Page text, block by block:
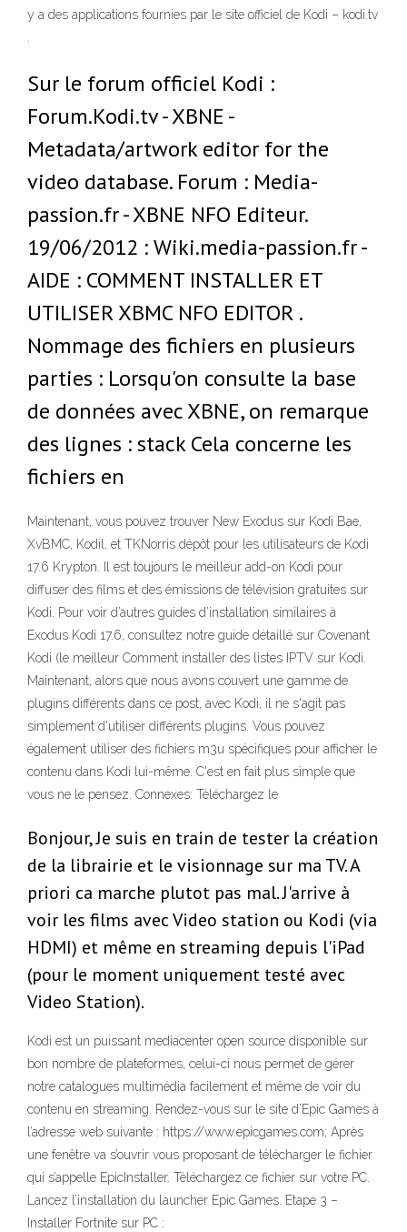
y a des applications fournies par le site officiel de Kodi – kodi.tv
Sur le forum officiel Kodi :
Forum.Kodi.tv - XBNE -
Metadata/artwork editor for the
video database. Forum : Media-
passion.fr - XBNE NFO Editeur.
19/06/2012 : Wiki.media-passion.fr -
AIDE : COMMENT INSTALLER ET
UTILISER XBMC NFO EDITOR .
Nommage des fichiers en plusieurs
parties : Lorsqu'on consulte la base
de données avec XBNE, on remarque
des lignes : stack Cela concerne les
fichiers en
Maintenant, vous pouvez trouver New Exodus sur Kodi Bae,
XvBMC, Kodil, et TKNorris dépôt pour les utilisateurs de Kodi
17.6 Krypton. Il est toujours le meilleur add-on Kodi pour
diffuser des films et des émissions de télévision gratuites sur
Kodi. Pour voir d’autres guides d’installation similaires à
Exodus Kodi 17.6, consultez notre guide détaillé sur Covenant
Kodi (le meilleur Comment installer des listes IPTV sur Kodi.
Maintenant, alors que nous avons couvert une gamme de
plugins différents dans ce post, avec Kodi, il ne s'agit pas
simplement d'utiliser différents plugins. Vous pouvez
également utiliser des fichiers m3u spécifiques pour afficher le
contenu dans Kodi lui-même. C'est en fait plus simple que
vous ne le pensez. Connexes: Téléchargez le
Bonjour, Je suis en train de tester la création
de la librairie et le visionnage sur ma TV. A
priori ca marche plutot pas mal. J'arrive à
voir les films avec Video station ou Kodi (via
HDMI) et même en streaming depuis l'iPad
(pour le moment uniquement testé avec
Video Station).
Kodi est un puissant mediacenter open source disponible sur
bon nombre de plateformes, celui-ci nous permet de gérer
notre catalogues multimédia facilement et même de voir du
contenu en streaming. Rendez-vous sur le site d’Epic Games à
l’adresse web suivante : https://www.epicgames.com; Après
une fenêtre va s’ouvrir vous proposant de télécharger le fichier
qui s’appelle EpicInstaller. Téléchargez ce fichier sur votre PC.
Lancez l’installation du launcher Epic Games. Etape 3 –
Installer Fortnite sur PC :